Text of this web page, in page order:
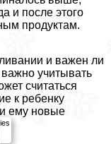
и после этого
продуктам.
и важен ли
учитывать
считаться
к ребенку
ему новые